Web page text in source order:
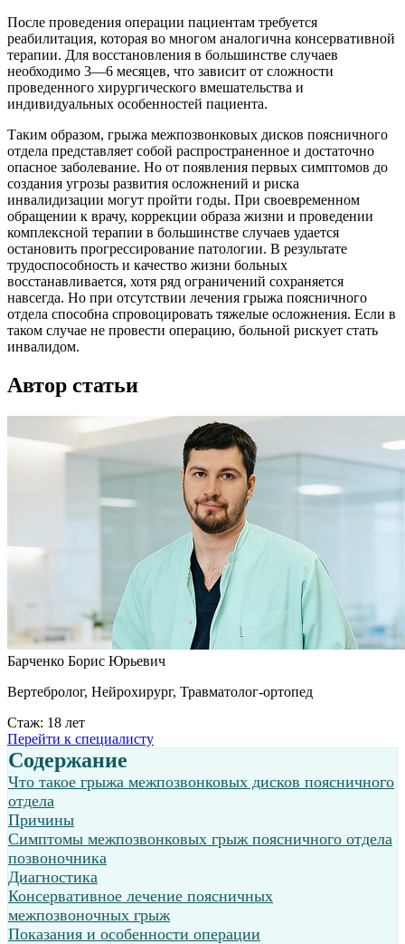
После проведения операции пациентам требуется
реабилитация, которая во многом аналогична консервативной
терапии. Для восстановления в большинстве случаев
необходимо 3—6 месяцев, что зависит от сложности
проведенного хирургического вмешательства и
индивидуальных особенностей пациента.
Таким образом, грыжа межпозвонковых дисков поясничного
отдела представляет собой распространенное и достаточно
опасное заболевание. Но от появления первых симптомов до
создания угрозы развития осложнений и риска
инвалидизации могут пройти годы. При своевременном
обращении к врачу, коррекции образа жизни и проведении
комплексной терапии в большинстве случаев удается
остановить прогрессирование патологии. В результате
трудоспособность и качество жизни больных
восстанавливается, хотя ряд ограничений сохраняется
навсегда. Но при отсутствии лечения грыжа поясничного
отдела способна спровоцировать тяжелые осложнения. Если в
таком случае не провести операцию, больной рискует стать
инвалидом.
Автор статьи
Барченко Борис Юрьевич
Вертебролог, Нейрохирург, Травматолог-ортопед
Стаж: 18 лет
Перейти к специалисту
Содержание
Что такое грыжа межпозвонковых дисков поясничного
отдела
Причины
Симптомы межпозвонковых грыж поясничного отдела
позвоночника
Диагностика
Консервативное лечение поясничных
межпозвоночных грыж
Показания и особенности операции